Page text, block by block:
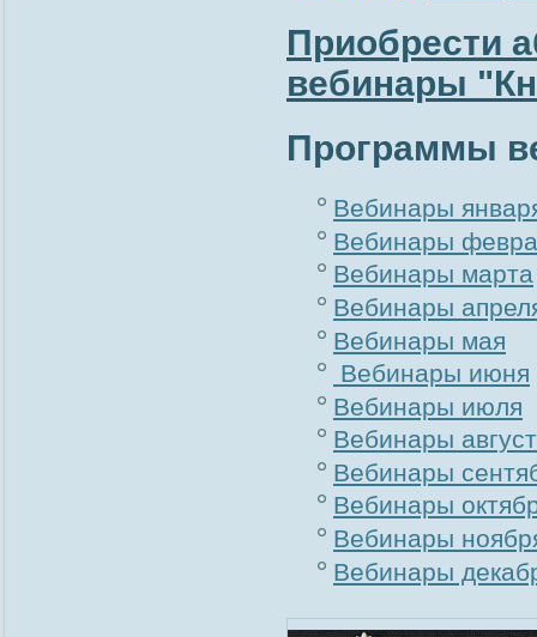
Приобрести
вебинары
Программы
Вебинары
Вебинары
Вебинары марта
Вебинары
Вебинары мая
Вебинары июня
Вебинары июля
Вебинары
Вебинары
Вебинары
Вебинары
Вебинары